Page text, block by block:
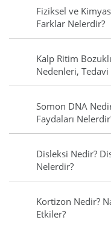
Fiziksel ve
Farklar Nelerdir?
Kalp Ritim
Nedenleri,
Somon DNA
Faydaları
Disleksi Nedir?
Nelerdir?
Kortizon Nedir?
Etkiler?